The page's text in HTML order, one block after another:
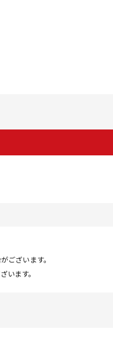
ございます。
います。